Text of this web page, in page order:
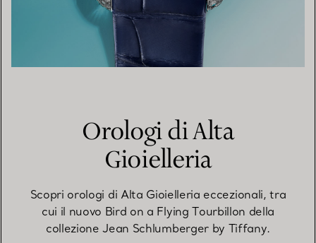
Orologi di Alta
Gioielleria
Scopri orologi di Alta Gioielleria eccezionali, tra
cui il nuovo Bird on a Flying Tourbillon della
collezione Jean Schlumberger by Tiffany.